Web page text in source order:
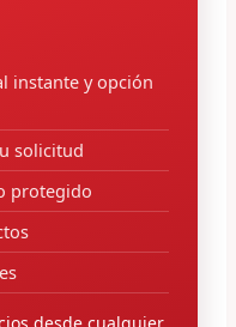
instante y opción
solicitud
protegido